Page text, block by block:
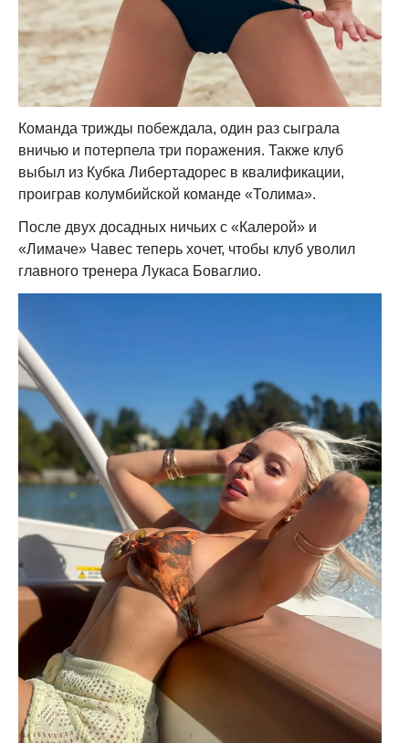
Команда трижды побеждала, один раз сыграла
вничью и потерпела три поражения. Также клуб
выбыл из Кубка Либертадорес в квалификации,
проиграв колумбийской команде «Толима».
После двух досадных ничьих с «Калерой» и
«Лимаче» Чавес теперь хочет, чтобы клуб уволил
главного тренера Лукаса Боваглио.